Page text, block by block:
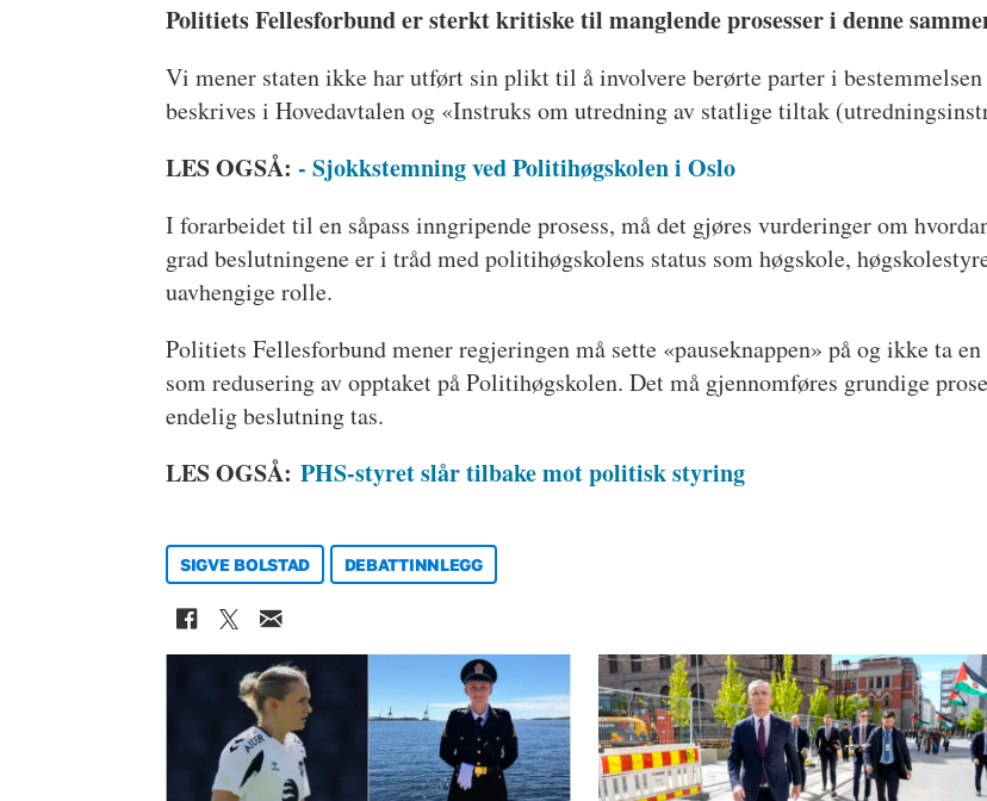
Politiets Fellesforbund er sterkt kritiske til manglende prosesser i denne
Vi mener staten ikke har utført sin plikt til å involvere berørte parter i
beskrives i Hovedavtalen og «Instruks om utredning av statlige tiltak
LES OGSÅ:- Sjokkstemning ved Politihøgskolen i Oslo
I forarbeidet til en såpass inngripende prosess, må det gjøres vurderinger om
grad beslutningene er i tråd med politihøgskolens status som høgskole,
uavhengige rolle.
Politiets Fellesforbund mener regjeringen må sette «pauseknappen» på og ikke ta
som redusering av opptaket på Politihøgskolen. Det må gjennomføres grundige
endelig beslutning tas.
LES OGSÅ:PHS-styret slår tilbake mot politisk styring
SIGVE BOLSTAD DEBATTINNLEGG